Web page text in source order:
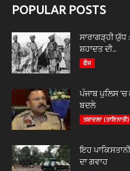
POPULAR POSTS
ਸਾਰਾਗੜ੍ਹੀ ਯੁੱਧ
ਸ਼ਹਾਦਤ ਦੀ...
ਫੌਜ
ਪੰਜਾਬ ਪੁਲਿਸ
ਬਦਲੇ
ਤਬਾਦਲਾ (ਤਾਇਨਾਤੀ)
ਇਹ
ਦਾ ਗਵਾਹ